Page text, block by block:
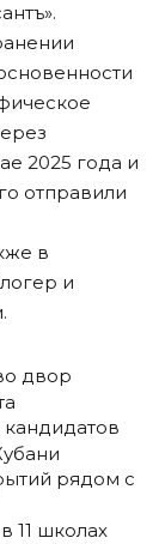
.
2025 года и
отправили
в
и
двор
рядом с
11 школах